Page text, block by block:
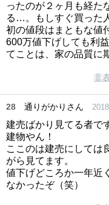
ったのが２ヶ月も経た
る…。もしすぐ買った
初の値段はまともな値
600万値下げしても利
てことは、家の品質に
非
28 通りがかりさん
建売ばかり見てる者で
建物やん！
ここのは建売にしては
がら見てます。
値下げどころか一年近
なかったぞ（笑）